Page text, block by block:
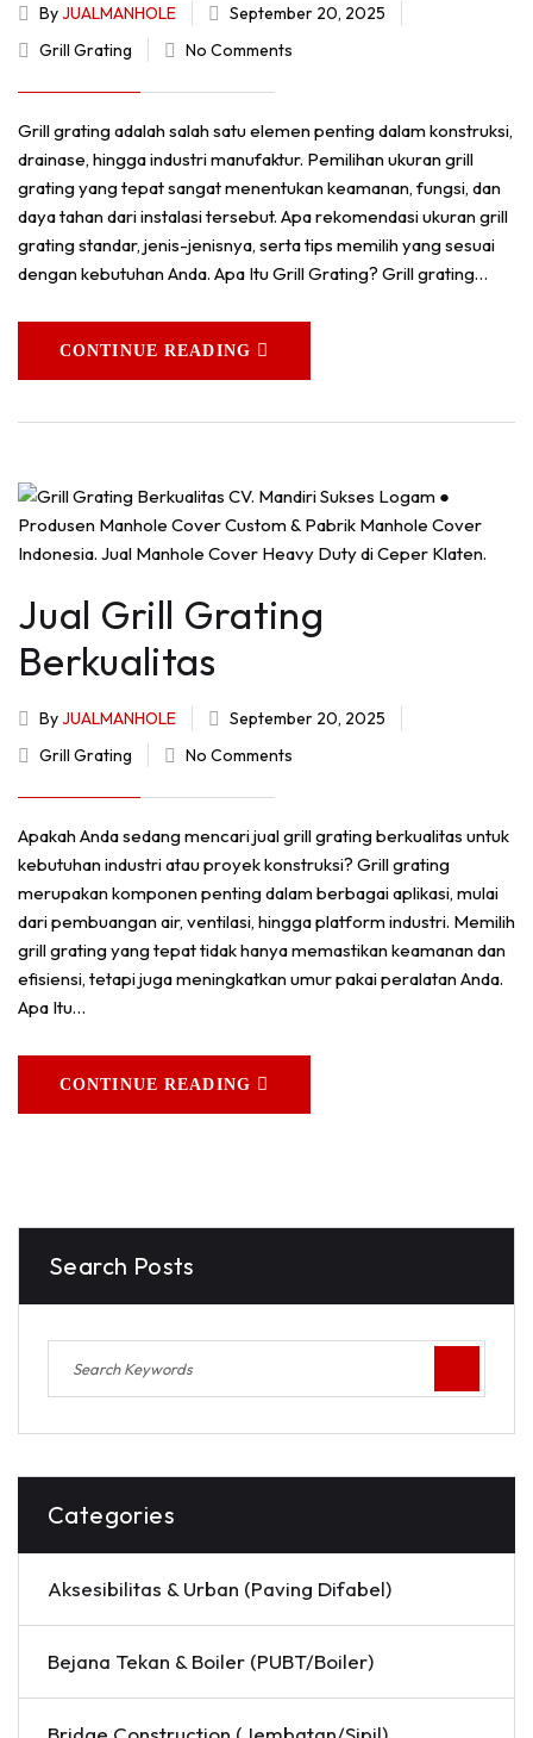
ByJUALMANHOLE
September 20, 2025
Grill Grating
No Comments
Grill grating adalah salah satu elemen penting dalam konstruksi,
drainase, hingga industri manufaktur. Pemilihan ukuran grill
grating yang tepat sangat menentukan keamanan, fungsi, dan
daya tahan dari instalasi tersebut. Apa rekomendasi ukuran grill
grating standar, jenis-jenisnya, serta tips memilih yang sesuai
dengan kebutuhan Anda. Apa Itu Grill Grating? Grill grating…
CONTINUE READING
Jual Grill Grating
Berkualitas
ByJUALMANHOLE
September 20, 2025
Grill Grating
No Comments
Apakah Anda sedang mencari jual grill grating berkualitas untuk
kebutuhan industri atau proyek konstruksi? Grill grating
merupakan komponen penting dalam berbagai aplikasi, mulai
dari pembuangan air, ventilasi, hingga platform industri. Memilih
grill grating yang tepat tidak hanya memastikan keamanan dan
efisiensi, tetapi juga meningkatkan umur pakai peralatan Anda.
Apa Itu…
CONTINUE READING
Search Posts
Categories
Aksesibilitas & Urban (Paving Difabel)
Bejana Tekan & Boiler (PUBT/Boiler)